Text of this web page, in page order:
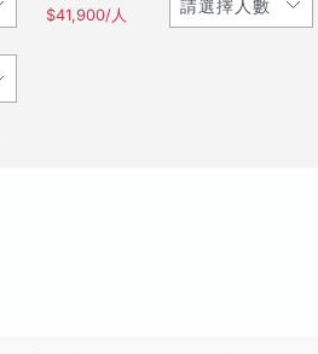
$41,900/人